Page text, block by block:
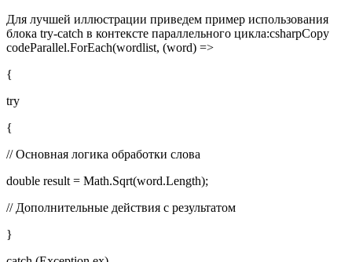
Для лучшей иллюстрации приведем пример использования
блока try-catch в контексте параллельного цикла:csharpCopy
codeParallel.ForEach(wordlist, (word) =>
{
try
{
// Основная логика обработки слова
double result = Math.Sqrt(word.Length);
// Дополнительные действия с результатом
}